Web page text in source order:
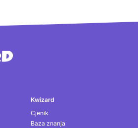
Kwizard
Cjenik
Baza znanja